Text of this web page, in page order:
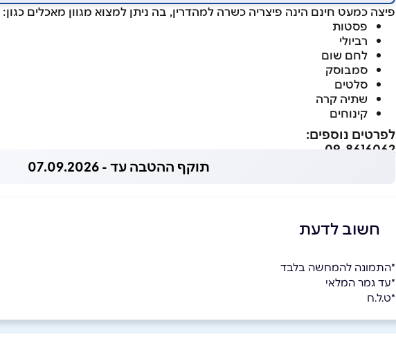
פיצה כמעט חינם הינה פיצריה כשרה למהדרין, בה ניתן למצוא מגוון מאכלים כגון:
פסטות
רביולי
לחם שום
סמבוסק
סלטים
שתיה קרה
קינוחים
לפרטים נוספים:
09-8616062
תוקף ההטבה עד - 07.09.2026
חשוב לדעת
*התמונה להמחשה בלבד
*עד גמר המלאי
*ט.ל.ח